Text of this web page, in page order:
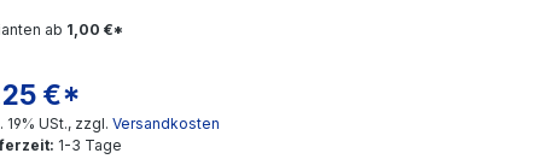
ab 1,00 €*
Preis:
€*
19% USt., zzgl. Versandkosten
1-3 Tage